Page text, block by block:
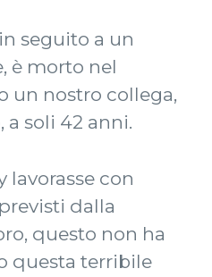
seguito a un
è morto nel
un nostro collega,
soli 42 anni.
lavorasse con
dalla
questo non ha
questa terribile